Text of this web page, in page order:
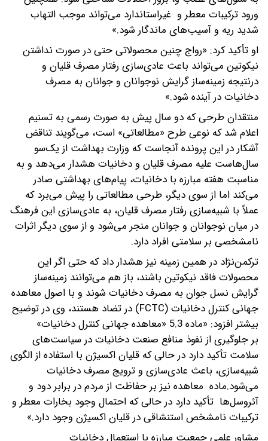
ورود ترکیبات معطر و غیراستاندارد می‌تواند موجب التهاب
شدید ریه و آسیب‌های ماندگار شود.»
او تأکید کرد: «رواج چنین محصولاتی حتی در صورت نداشتن
نیکوتین می‌تواند باعث عادی‌سازی رفتار مصرف قلیان و
درنتیجه زمینه‌ساز گرایش نوجوانان و جوانان به مصرف
دخانیات در آینده شود.»
منتقدان طرحی که دو سال پیش به صورت رسمی به تسنیم
اعلام شد که نوعی طرح «مطالعاتی» است، می‌گویند تناقض
آشکار در این پرونده آنجاست که وزارت بهداشت از یک‌سو
سال‌هاست علیه مصرف قلیان و دخانیات هشدار می‌دهد و به
مناسبت هفته مبارزه با دخانیات، پیام‌های بهداشتی صادر
می‌کند اما از سوی دیگر، طرحی مطالعاتی را پیش می‌برد که
عملاً با شبیه‌سازی رفتار مصرف قلیان، به عادی‌سازی این فرهنگ
در میان نوجوانان و جوانان منجر می‌شود و از سوی دیگر اثرات
نامشخصی بر سلامتی افراد دارد.
ترکمن‌نژاد در همین زمینه نیز هشدار داد که حتی اگر این
محصولات فاقد نیکوتین باشند، باز هم می‌توانند زمینه‌ساز
گرایش نسل جوان به مصرف دخانیات شوند و با اصول معاهده
جهانی کنترل دخانیات (FCTC) در تضاد هستند، وی در توضیح
بیشتر افزود: «ماده 5.3 «معاهده جهانی کنترل دخانیات»
بر جلوگیری از نفوذ منافع صنعت دخانیات در سیاست‌های
سلامت تأکید دارد در حالی که قلیان اکسیژن با استفاده از الگوی
شبیه‌سازی، باعث عادی‌سازی و ترویج مصرف دخانیات
می‌شود.ماده معاهده نیز بر حفاظت از مردم در برابر دود و
آئروسل‌ها تأکید دارد در حالی که احتمال وجود بخارات معطر و
ترکیبات نامشخص استنشاقی در قلیان اکسیژن وجود دارد.»
مشاور علمی جمعیت مبارزه با استعمال دخانیات